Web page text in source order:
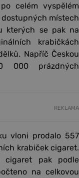
celém vyspělém
místech
kterých se pak na
krabičkách
Napříč Českou
000 prázdných
REKLAMA
vloni prodalo 557
krabiček cigaret.
cigaret pak podle
na celkovou